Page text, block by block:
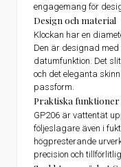
engagemang för
Design och material
Klockan har en
Den är designad
datumfunktion. Det
och det eleganta
passform.
Praktiska funktioner
GP206 är vattentät
följeslagare även i
högpresterande
precision och